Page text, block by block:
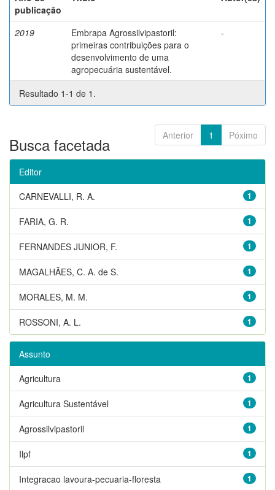
publicação
2019
Embrapa Agrossilvipastoril:
primeiras contribuições para o
desenvolvimento de uma
agropecuária sustentável.
-
Resultado 1-1 de 1.
Anterior 1 Póximo
Busca facetada
Editor
1
CARNEVALLI, R. A.
1
FARIA, G. R.
1
FERNANDES JUNIOR, F.
1
MAGALHÃES, C. A. de S.
1
MORALES, M. M.
1
ROSSONI, A. L.
Assunto
1
Agricultura
1
Agricultura Sustentável
1
Agrossilvipastoril
1
Ilpf
1
Integracao lavoura-pecuaria-floresta